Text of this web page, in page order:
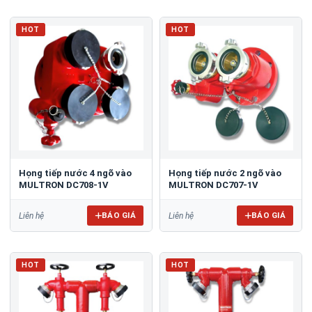
HOT
Họng tiếp nước 4 ngõ vào
MULTRON DC708-1V
Liên hệ BÁO GIÁ
HOT
Họng tiếp nước 2 ngõ vào
MULTRON DC707-1V
Liên hệ BÁO GIÁ
HOT HOT